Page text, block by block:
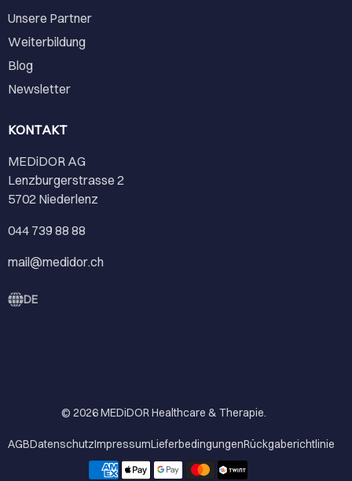
Unsere Partner
Weiterbildung
Blog
Newsletter
KONTAKT
MEDiDOR AG
Lenzburgerstrasse 2
5702 Niederlenz
044 739 88 88
mail@medidor.ch
DE
© 2026MEDiDOR Healthcare & Therapie.
AGBDatenschutzImpressumLieferbedingungenRückgaberichtlinie